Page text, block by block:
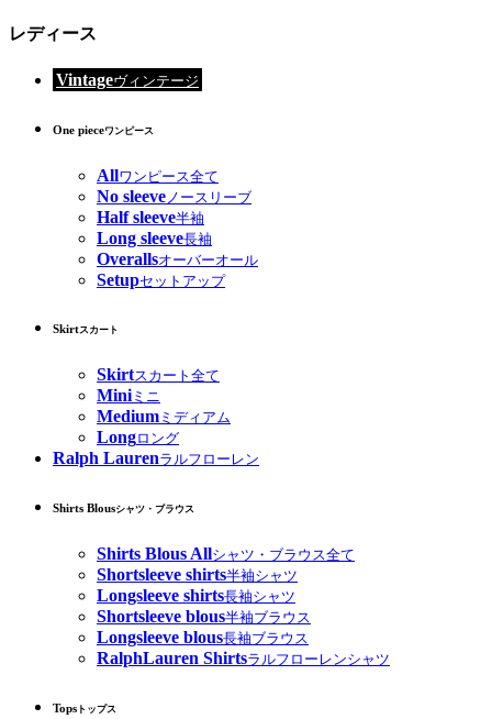
レディース
Vintageヴィンテージ
One pieceワンピース
Allワンピース全て
No sleeve ノースリーブ
Half sleeve半袖
Long sleeve長袖
Overallsオーバーオール
Setupセットアップ
Skirtスカート
Skirtスカート全て
Miniミニ
Medium ミディアム
Longロング
Ralph Laurenラルフローレン
Shirts Blousシャツ・ブラウス
Shirts Blous Allシャツ・ブラウス全て
Shortsleeve shirts半袖シャツ
Longsleeve shirts長袖シャツ
Shortsleeve blous半袖ブラウス
Longsleeve blous長袖ブラウス
RalphLauren Shirtsラルフローレンシャツ
Tops トップス